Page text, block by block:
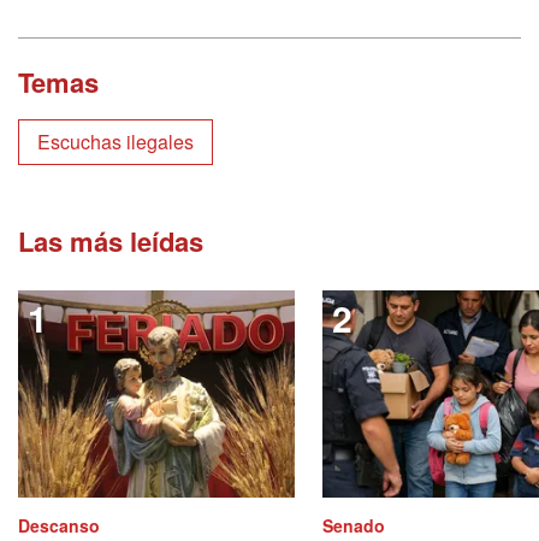
Temas
Escuchas ilegales
Las más leídas
Descanso Senado